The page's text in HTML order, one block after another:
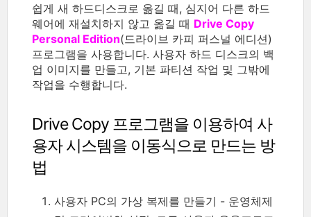
쉽게 새 하드디스크로 옮길 때, 심지어 다른 하드
웨어에 재설치하지 않고 옮길 때 Drive Copy
Personal Edition(드라이브 카피 퍼스널 에디션)
프로그램을 사용합니다. 사용자 하드 디스크의 백
업 이미지를 만들고, 기본 파티션 작업 및 그밖에
작업을 수행합니다.
Drive Copy 프로그램을 이용하여 사
용자 시스템을 이동식으로 만드는 방
법
사용자 PC의 가상 복제를 만들기 - 운영체제